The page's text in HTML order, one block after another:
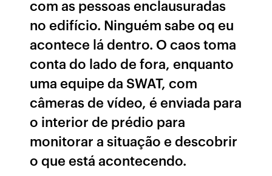
com as pessoas enclausuradas
no edifício. Ninguém sabe oq eu
acontece lá dentro. O caos toma
conta do lado de fora, enquanto
uma equipe da SWAT, com
câmeras de vídeo, é enviada para
o interior de prédio para
monitorar a situação e descobrir
o que está acontecendo.